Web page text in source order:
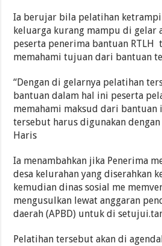
Ia berujar bila pelatihan
keluarga kurang mampu di gelar
peserta penerima bantuan RTLH
memahami tujuan dari bantuan
“Dengan di gelarnya pelatihan
bantuan dalam hal ini peserta
memahami maksud dari
tersebut harus digunakan dengan
Haris
Ia menambahkan jika Penerima
desa kelurahan yang diserahkan
kemudian dinas sosial me
mengusulkan lewat anggaran
daerah (APBD) untuk di
Pelatihan tersebut akan di